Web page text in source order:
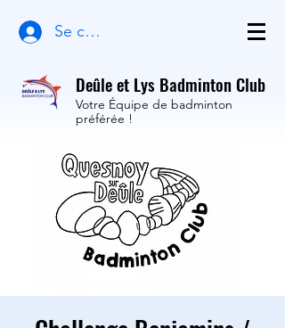
Se connecter
Deûle et Lys Badminton Club
Votre Équipe de badminton
préférée !